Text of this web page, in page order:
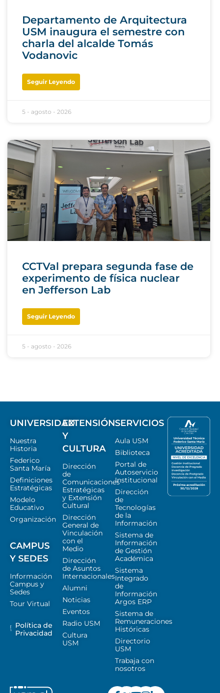
Departamento de Arquitectura
USM inaugura el semestre con
charla del alcalde Tomás
Vodanovic
Seguir Leyendo
5 - agosto - 2026
CCTVal prepara segunda fase de
experimento de física nuclear
en Jefferson Lab
Seguir Leyendo
5 - agosto - 2026
UNIVERSIDAD
Nuestra
Historia
Federico
Santa María
Definiciones
Estratégicas
Modelo
Educativo
Organización
CAMPUS
Y SEDES
Información
Campus y
Sedes
Tour Virtual
Política de
Privacidad
EXTENSIÓN
Y
CULTURA
Dirección
de
Comunicaciones
Estratégicas
y Extensión
Cultural
Dirección
General de
Vinculación
con el
Medio
Dirección
de Asuntos
Internacionales
Alumni
Noticias
Eventos
Radio USM
Cultura
USM
SERVICIOS
Aula USM
Biblioteca
Portal de
Autoservicio
Institucional
Dirección
de
Tecnologías
de la
Información
Sistema de
Información
de Gestión
Académica
Sistema
Integrado
de
Información
Argos ERP
Sistema de
Remuneraciones
Históricas
Directorio
USM
Trabaja con
nosotros